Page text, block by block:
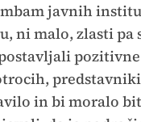
javnih
ni malo, zlasti pa
in bi moralo